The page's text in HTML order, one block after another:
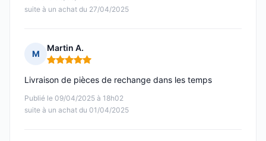
suite à un achat du 27/04/2025
M
Martin A.
Note : 5 sur 5
Publié le 09/04/2025 à 18h02
suite à un achat du 01/04/2025
Livraison de pièces de rechange dans les temps